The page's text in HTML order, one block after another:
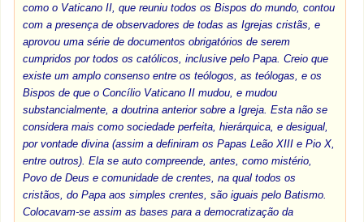
como o Vaticano II, que reuniu todos os Bispos do mundo, contou
com a presença de observadores de todas as Igrejas cristãs, e
aprovou uma série de documentos obrigatórios de serem
cumpridos por todos os católicos, inclusive pelo Papa. Creio que
existe um amplo consenso entre os teólogos, as teólogas, e os
Bispos de que o Concílio Vaticano II mudou, e mudou
substancialmente, a doutrina anterior sobre a Igreja. Esta não se
considera mais como sociedade perfeita, hierárquica, e desigual,
por vontade divina (assim a definiram os Papas Leão XIII e Pio X,
entre outros). Ela se auto compreende, antes, como mistério,
Povo de Deus e comunidade de crentes, na qual todos os
cristãos, do Papa aos simples crentes, são iguais pelo Batismo.
Colocavam-se assim as bases para a democratização da